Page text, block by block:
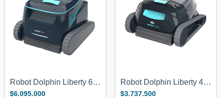
Robot Dolphin Liberty 600 Sin Cable!
$6.095.000
Robot Dolphin Liberty 400 Dark
$3.737.500